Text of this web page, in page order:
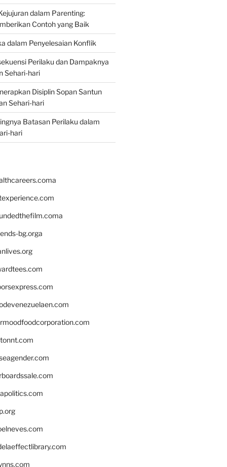
dalam Parenting:
Contoh yang Baik
dalam Penyelesaian Konflik
Perilaku dan Dampaknya
Sehari-hari
Disiplin Sopan Santun
Sehari-hari
Batasan Perilaku dalam
hari
bg.orga